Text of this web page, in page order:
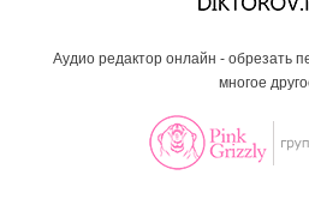
Аудио редактор онлайн - обрезать
многое